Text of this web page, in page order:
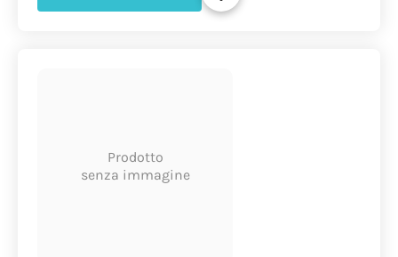
Prodotto
senza immagine